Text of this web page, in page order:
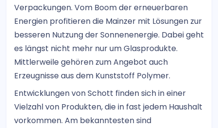
Verpackungen. Vom Boom der erneuerbaren
Energien profitieren die Mainzer mit Lösungen zur
besseren Nutzung der Sonnenenergie. Dabei geht
es längst nicht mehr nur um Glasprodukte.
Mittlerweile gehören zum Angebot auch
Erzeugnisse aus dem Kunststoff Polymer.
Entwicklungen von Schott finden sich in einer
Vielzahl von Produkten, die in fast jedem Haushalt
vorkommen. Am bekanntesten sind